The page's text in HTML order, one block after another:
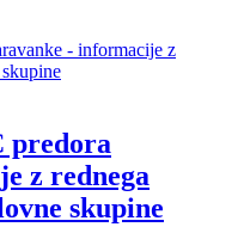
predora
z rednega
skupine